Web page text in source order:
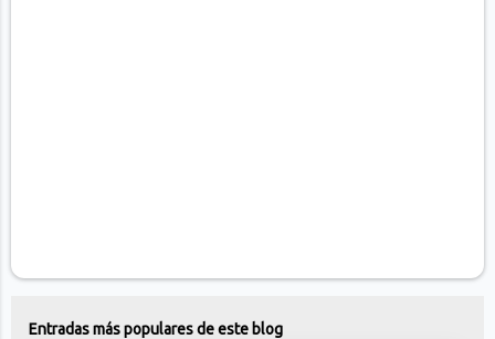
Entradas más populares de este blog